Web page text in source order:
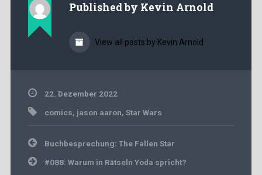
Published by Kevin Arnold
View all posts by Kevin Arnold
22. Dezember 2022
comics, jason aaron, Star Wars
Beitragsnavigation
Buchbesprechung: The Fallen Star
#088: Warum in Rätseln Yoda spricht?